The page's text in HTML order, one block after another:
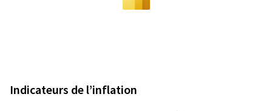
Indicateurs de l’inflation